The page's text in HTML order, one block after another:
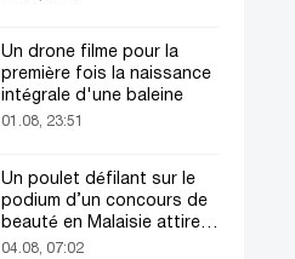
Un drone filme pour la
première fois la naissance
intégrale d'une baleine
01.08, 23:51
Un poulet défilant sur le
podium d’un concours de
beauté en Malaisie attire
l’attention du public
04.08, 07:02